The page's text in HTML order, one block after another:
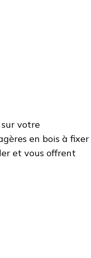
votre
en bois à fixer
et vous offrent